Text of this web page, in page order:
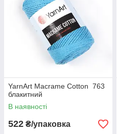
YarnArt Macrame Cotton 763
блакитний
В наявності
522 ₴/упаковка